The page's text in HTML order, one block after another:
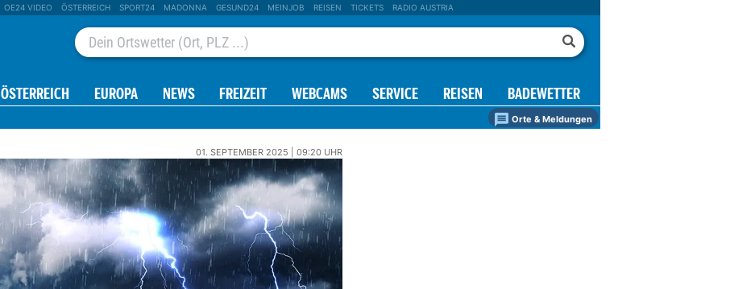
OE24 VIDEO ÖSTERREICH SPORT24 MADONNA GESUND24 MEINJOB REISEN TICKETS RADIO AUSTRIA
ÖSTERREICH EUROPA NEWS FREIZEIT WEBCAMS SERVICE REISEN BADEWETTER
Orte & Meldungen
01. SEPTEMBER 2025 | 09:20 UHR